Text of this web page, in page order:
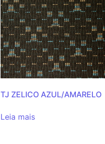
TJ ZELICO AZUL/AMARELO
Leia mais